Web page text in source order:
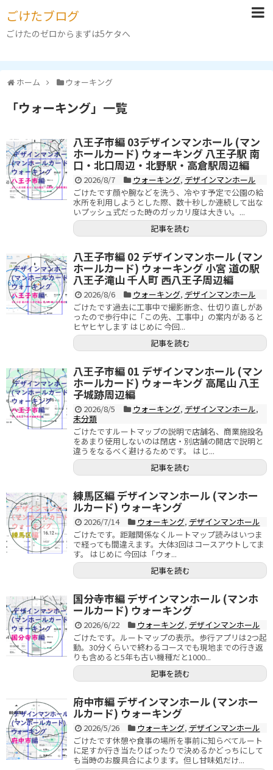
ごけたブログ
ごけたのゼロからまずは5ケタへ
ホーム ウォーキング
「ウォーキング」 一覧
八王子市編 03デザインマンホール (マン
ホールカード) ウォーキング 八王子駅 南
口・北口周辺・北野駅・高倉駅周辺編
2026/8/7 ウォーキング, デザインマンホール
ごけたです顔や腕などを洗う、冷やす予定で公園の給
水所を利用しようとした際、数十秒しか連続して出な
いプッシュ式だった時のガッカリ度は大きい。...
記事を読む
八王子市編 02 デザインマンホール (マン
ホールカード) ウォーキング 小宮 道の駅
八王子滝山 千人町 西八王子周辺編
2026/8/6 ウォーキング, デザインマンホール
ごけたです過去に工事中で撮影断念、仕切り直しがあ
ったので歩行中に「この先、工事中」の案内があると
ヒヤヒヤします はじめに 今回...
記事を読む
八王子市編 01 デザインマンホール (マン
ホールカード) ウォーキング 高尾山 八王
子城跡周辺編
2026/8/5 ウォーキング, デザインマンホール,
未分類
ごけたですルートマップの説明で店舗名、商業施設名
をあまり使用しないのは閉店・別店舗の開店で説明と
違うをなるべく避けるためです。 はじ...
記事を読む
練馬区編 デザインマンホール (マンホー
ルカード) ウォーキング
2026/7/14 ウォーキング, デザインマンホール
ごけたです。距離関係なくルートマップ読みはいつま
で経っても間違えます。大体3回はコースアウトしてま
す。 はじめに 今回は「ウォ...
記事を読む
国分寺市編 デザインマンホール (マンホ
ールカード) ウォーキング
2026/6/22 ウォーキング, デザインマンホール
ごけたです。ルートマップの表示。歩行アプリは2つ起
動。30分くらいで終わるコースでも現地までの行き返
りも含めると5年も古い機種だと1000...
記事を読む
府中市編 デザインマンホール (マンホー
ルカード) ウォーキング
2026/5/26 ウォーキング, デザインマンホール
ごけたです休憩や食事の場所を事前に知らべてルート
に足すか行き当たりばったりで決めるかどっちにして
も当時のお腹具合によります。但し甘味処だけ...